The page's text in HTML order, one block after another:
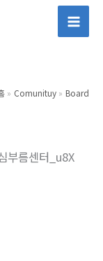
Main
Comunituy Board
부름센터_u8X